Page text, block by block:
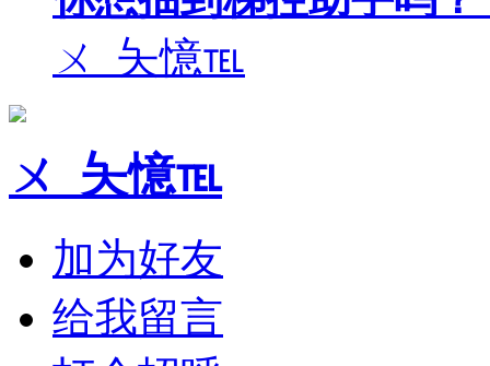
ㄨ_夨憶℡
ㄨ_夨憶℡
加为好友
给我留言